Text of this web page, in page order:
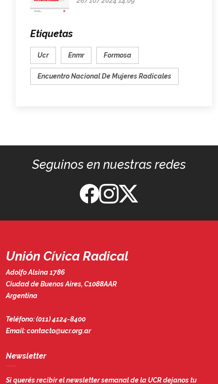
Etiquetas
Ucr Enmr Formosa
Encuentro Nacional De Mujeres Radicales
Seguinos en nuestras redes
Unión Cívica Radical
Adolfo Alsina 1786
Ciudad de Buenos Aires, C1088AAR
Argentina
Teléfono:(011) 4124-8400
Email:contacto@ucr.org.ar
Newsletter
Si querés recibir el newsletter semanal de la UCR dejanos tu